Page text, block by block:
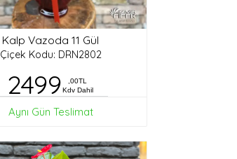
Kalp Vazoda 11 Gül
Çiçek Kodu: DRN2802
2499
,00TL
Kdv Dahil
Aynı Gün Teslimat